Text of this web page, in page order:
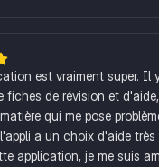
est vraiment super. Il
fiches de révision et d'aide,
qui me pose
a un choix d'aide très
application, je me suis